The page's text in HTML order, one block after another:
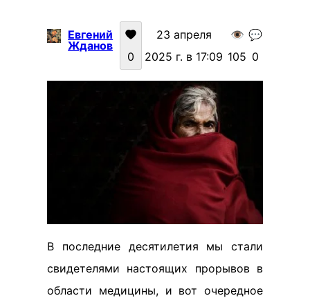
Евгений
Жданов
0
23 апреля
2025 г. в 17:09
👁️
105
💬
0
В последние десятилетия мы стали
свидетелями настоящих прорывов в
области медицины, и вот очередное